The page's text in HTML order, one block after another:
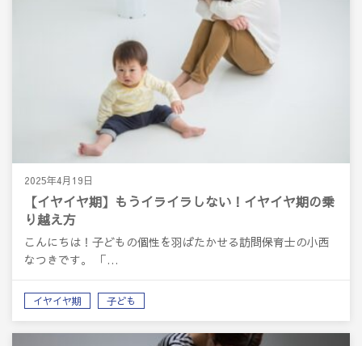
2025年4月19日
【イヤイヤ期】もうイライラしない！イヤイヤ期の乗
り越え方
こんにちは！子どもの個性を羽ばたかせる訪問保育士の小西
なつきです。 「…
イヤイヤ期 子ども